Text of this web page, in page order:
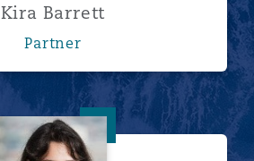
Kira Barrett
Partner
Corneli Basson